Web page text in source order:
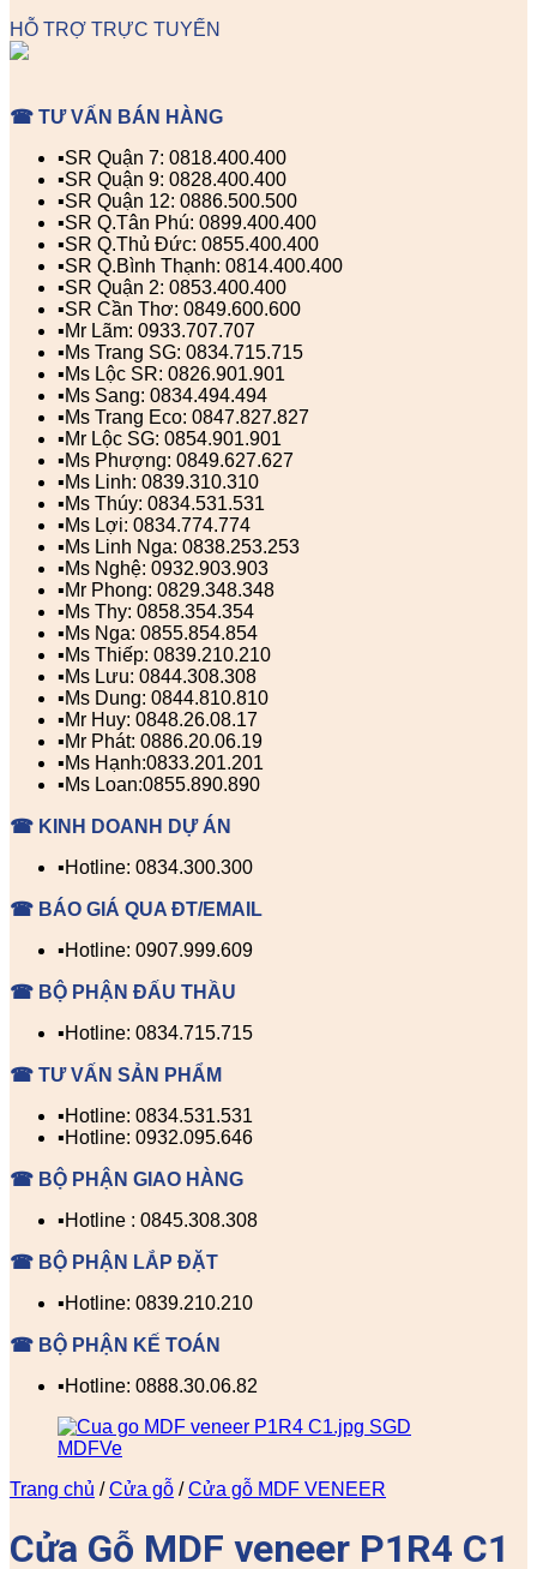
HỖ TRỢ TRỰC TUYẾN
☎ TƯ VẤN BÁN HÀNG
▪️SR Quận 7: 0818.400.400
▪️SR Quận 9: 0828.400.400
▪️SR Quận 12: 0886.500.500
▪️SR Q.Tân Phú: 0899.400.400
▪️SR Q.Thủ Đức: 0855.400.400
▪️SR Q.Bình Thạnh: 0814.400.400
▪️SR Quận 2: 0853.400.400
▪️SR Cần Thơ: 0849.600.600
▪️Mr Lãm: 0933.707.707
▪️Ms Trang SG: 0834.715.715
▪️Ms Lộc SR: 0826.901.901
▪️Ms Sang: 0834.494.494
▪️Ms Trang Eco: 0847.827.827
▪️Mr Lộc SG: 0854.901.901
▪️Ms Phượng: 0849.627.627
▪️Ms Linh: 0839.310.310
▪️Ms Thúy: 0834.531.531
▪️Ms Lợi: 0834.774.774
▪️Ms Linh Nga: 0838.253.253
▪️Ms Nghệ: 0932.903.903
▪️Mr Phong: 0829.348.348
▪️Ms Thy: 0858.354.354
▪️Ms Nga: 0855.854.854
▪️Ms Thiếp: 0839.210.210
▪️Ms Lưu: 0844.308.308
▪️Ms Dung: 0844.810.810
▪️Mr Huy: 0848.26.08.17
▪️Mr Phát: 0886.20.06.19
▪️Ms Hạnh:0833.201.201
▪️Ms Loan:0855.890.890
☎ KINH DOANH DỰ ÁN
▪️Hotline: 0834.300.300
☎ BÁO GIÁ QUA ĐT/EMAIL
▪️Hotline: 0907.999.609
☎ BỘ PHẬN ĐẤU THẦU
▪️Hotline: 0834.715.715
☎ TƯ VẤN SẢN PHẨM
▪️Hotline: 0834.531.531
▪️Hotline: 0932.095.646
☎ BỘ PHẬN GIAO HÀNG
▪️Hotline : 0845.308.308
☎ BỘ PHẬN LẮP ĐẶT
▪️Hotline: 0839.210.210
☎ BỘ PHẬN KẾ TOÁN
▪️Hotline: 0888.30.06.82
Trang chủ / Cửa gỗ / Cửa gỗ MDF VENEER
Cửa Gỗ MDF veneer P1R4 C1